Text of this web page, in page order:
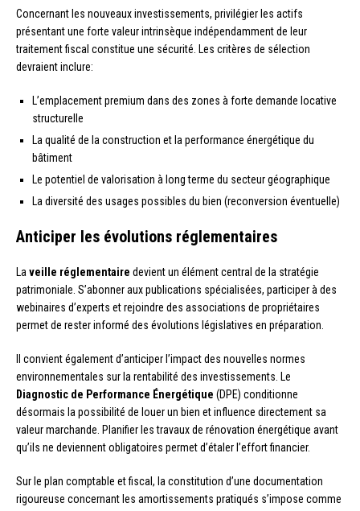
Concernant les nouveaux investissements, privilégier les actifs
présentant une forte valeur intrinsèque indépendamment de leur
traitement fiscal constitue une sécurité. Les critères de sélection
devraient inclure:
L’emplacement premium dans des zones à forte demande locative
structurelle
La qualité de la construction et la performance énergétique du
bâtiment
Le potentiel de valorisation à long terme du secteur géographique
La diversité des usages possibles du bien (reconversion éventuelle)
Anticiper les évolutions réglementaires
La veille réglementaire devient un élément central de la stratégie
patrimoniale. S’abonner aux publications spécialisées, participer à des
webinaires d’experts et rejoindre des associations de propriétaires
permet de rester informé des évolutions législatives en préparation.
Il convient également d’anticiper l’impact des nouvelles normes
environnementales sur la rentabilité des investissements. Le
Diagnostic de Performance Énergétique (DPE) conditionne
désormais la possibilité de louer un bien et influence directement sa
valeur marchande. Planifier les travaux de rénovation énergétique avant
qu’ils ne deviennent obligatoires permet d’étaler l’effort financier.
Sur le plan comptable et fiscal, la constitution d’une documentation
rigoureuse concernant les amortissements pratiqués s’impose comme